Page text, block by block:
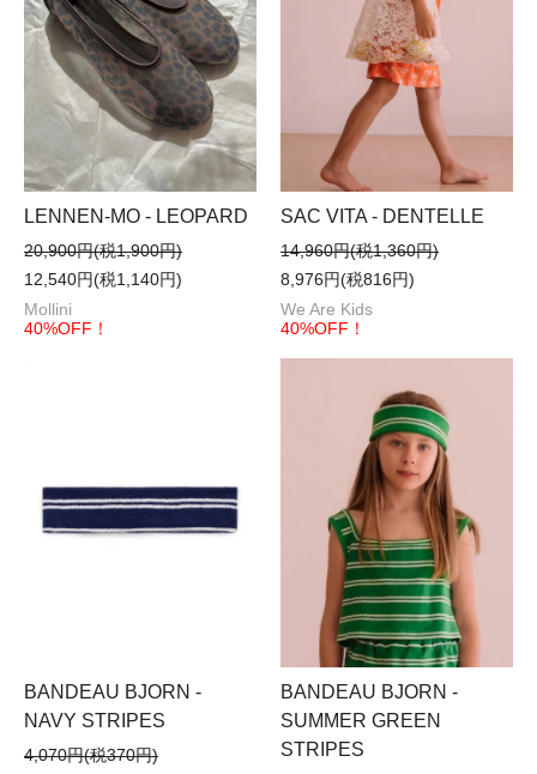
LENNEN-MO - LEOPARD
20,900円(税1,900円)
12,540円(税1,140円)
Mollini
40%OFF！
SAC VITA - DENTELLE
14,960円(税1,360円)
8,976円(税816円)
We Are Kids
40%OFF！
BANDEAU BJORN -
NAVY STRIPES
4,070円(税370円)
BANDEAU BJORN -
SUMMER GREEN
STRIPES